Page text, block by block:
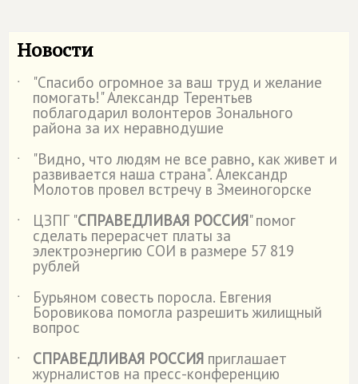
Новости
˙ "Спасибо огромное за ваш труд и желание
помогать!" Александр Терентьев
поблагодарил волонтеров Зонального
района за их неравнодушие
˙
"Видно, что людям не все равно, как живет и
развивается наша страна". Александр
Молотов провел встречу в Змеиногорске
˙
ЦЗПГ "СПРАВЕДЛИВАЯ РОССИЯ" помог
сделать перерасчет платы за
электроэнергию СОИ в размере 57 819
рублей
˙
Бурьяном совесть поросла. Евгения
Боровикова помогла разрешить жилищный
вопрос
˙
СПРАВЕДЛИВАЯ РОССИЯ приглашает
журналистов на пресс-конференцию